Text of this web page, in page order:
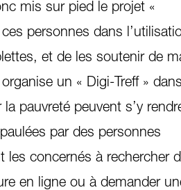
mis sur pied le projet «
personnes dans
et de les soutenir de
un « Digi-Treff »
pauvreté peuvent s’y
par des personnes
les concernés à rechercher
en ligne ou à demander